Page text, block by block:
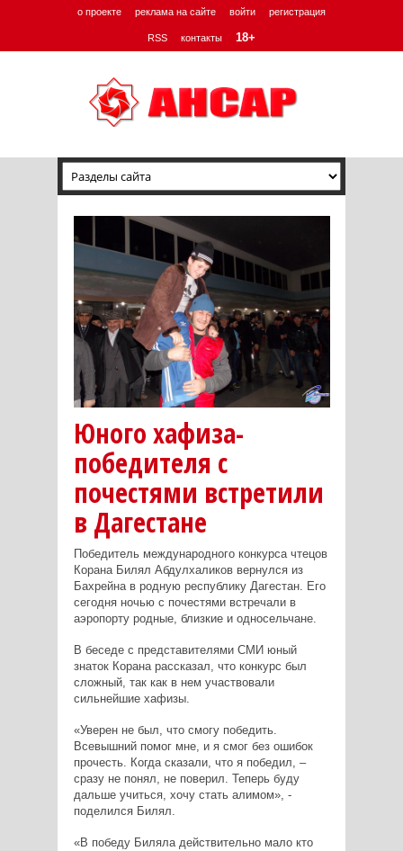
о проекте реклама на сайте войти регистрация
RSS контакты 18+
Юного хафиза-
победителя с
почестями встретили
в Дагестане
Победитель международного конкурса чтецов
Корана Билял Абдулхаликов вернулся из
Бахрейна в родную республику Дагестан. Его
сегодня ночью с почестями встречали в
аэропорту родные, близкие и односельчане.
В беседе с представителями СМИ юный
знаток Корана рассказал, что конкурс был
сложный, так как в нем участвовали
сильнейшие хафизы.
«Уверен не был, что смогу победить.
Всевышний помог мне, и я смог без ошибок
прочесть. Когда сказали, что я победил, –
сразу не понял, не поверил. Теперь буду
дальше учиться, хочу стать алимом», -
поделился Билял.
«В победу Биляла действительно мало кто